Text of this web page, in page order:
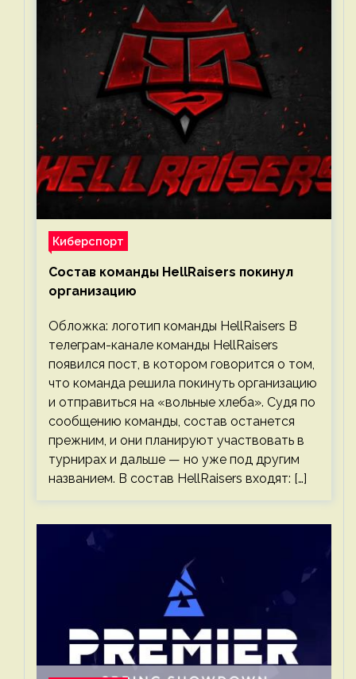
Киберспорт
Состав команды HellRaisers покинул
организацию
Обложка: логотип команды HellRaisers В
телеграм-канале команды HellRaisers
появился пост, в котором говорится о том,
что команда решила покинуть организацию
и отправиться на «вольные хлеба». Судя по
сообщению команды, состав останется
прежним, и они планируют участвовать в
турнирах и дальше — но уже под другим
названием. В состав HellRaisers входят: […]